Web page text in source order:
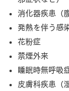
消化器疾患（
発熱を伴う感
花粉症
禁煙外来
睡眠時無呼吸
皮膚科疾患（